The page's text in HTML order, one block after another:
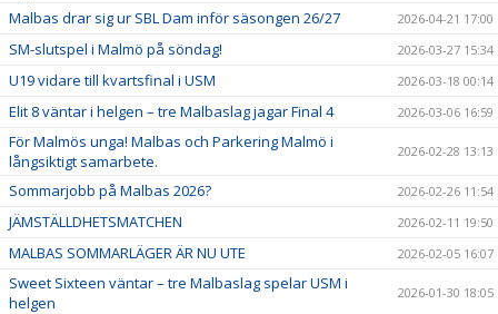
Malbas drar sig ur SBL Dam inför säsongen 26/27 2026-04-21 17:00
SM-slutspel i Malmö på söndag! 2026-03-27 15:34
U19 vidare till kvartsfinal i USM 2026-03-18 00:14
Elit 8 väntar i helgen – tre Malbaslag jagar Final 4 2026-03-06 16:59
För Malmös unga! Malbas och Parkering Malmö i
långsiktigt samarbete.
2026-02-28 13:13
Sommarjobb på Malbas 2026? 2026-02-26 11:54
JÄMSTÄLLDHETSMATCHEN 2026-02-11 19:50
MALBAS SOMMARLÄGER ÄR NU UTE 2026-02-05 16:07
Sweet Sixteen väntar – tre Malbaslag spelar USM i
helgen
2026-01-30 18:05